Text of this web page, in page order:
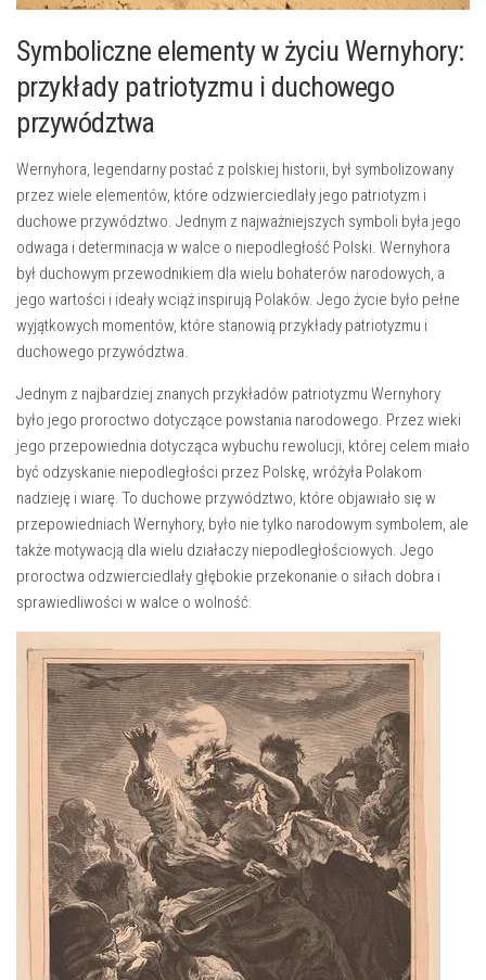
Symboliczne elementy w życiu‍ Wernyhory:
⁣przykłady patriotyzmu i duchowego
przywództwa
Wernyhora, legendarny postać z polskiej⁤ historii,⁣ był symbolizowany
przez wiele elementów, które odzwierciedlały jego patriotyzm i
duchowe⁢ przywództwo. Jednym z najważniejszych symboli była jego ​
odwaga i determinacja w walce o niepodległość ‌Polski. Wernyhora
był ⁢duchowym przewodnikiem ⁤dla wielu⁢ bohaterów ‌narodowych,‌ a
‌jego wartości ‍i ideały wciąż inspirują Polaków. ‍Jego życie⁤ było pełne
wyjątkowych momentów, które stanowią przykłady patriotyzmu⁣ i
duchowego przywództwa.
Jednym z‌ najbardziej znanych ⁤przykładów ‌patriotyzmu Wernyhory⁣
było ⁣jego proroctwo dotyczące powstania⁢ narodowego. Przez wieki
⁣jego przepowiednia dotycząca ‌wybuchu rewolucji, której celem ‌miało
być odzyskanie niepodległości przez Polskę, wróżyła Polakom
nadzieję i ‍wiarę. To duchowe przywództwo, które objawiało⁤ się w ​
przepowiedniach Wernyhory, ⁢było nie tylko narodowym symbolem, ale‌
także motywacją dla wielu działaczy niepodległościowych. Jego⁣
proroctwa odzwierciedlały głębokie⁢ przekonanie o siłach dobra‍ i
sprawiedliwości w​ walce ⁤o wolność.